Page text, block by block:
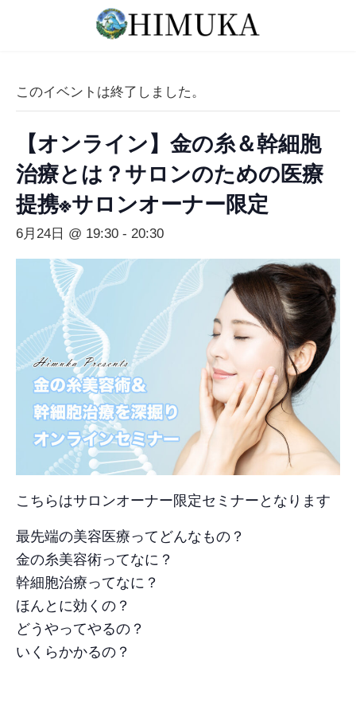
このイベントは終了しました。
【オンライン】金の糸＆幹細胞
治療とは？サロンのための医療
提携※サロンオーナー限定
6月24日 @ 19:30 - 20:30
こちらはサロンオーナー限定セミナーとなります
最先端の美容医療ってどんなもの？
金の糸美容術ってなに？
幹細胞治療ってなに？
ほんとに効くの？
どうやってやるの？
いくらかかるの？